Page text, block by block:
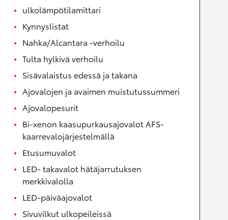
ulkolämpötilamittari
Kynnyslistat
Nahka/Alcantara -verhoilu
Tulta hylkivä verhoilu
Sisävalaistus edessä ja takana
Ajovalojen ja avaimen muistutussummeri
Ajovalopesurit
Bi-xenon kaasupurkausajovalot AFS-
kaarrevalojärjestelmällä
Etusumuvalot
LED- takavalot hätäjarrutuksen
merkkivalolla
LED-päiväajovalot
Sivuvilkut ulkopeileissä